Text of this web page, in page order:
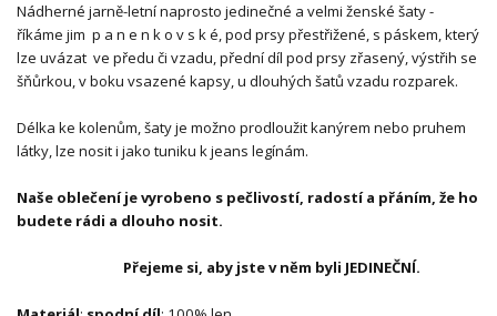
Nádherné jarně-letní naprosto jedinečné a velmi ženské šaty -
říkáme jim p a n e n k o v s k é, pod prsy přestřižené, s páskem, který
lze uvázat ve předu či vzadu, přední díl pod prsy zřasený, výstřih se
šňůrkou, v boku vsazené kapsy, u dlouhých šatů vzadu rozparek.
Délka ke kolenům, šaty je možno prodloužit kanýrem nebo pruhem
látky, lze nosit i jako tuniku k jeans legínám.
Naše oblečení je vyrobeno s pečlivostí, radostí a přáním, že ho
budete rádi a dlouho nosit.
Přejeme si, aby jste v něm byli JEDINEČNÍ.